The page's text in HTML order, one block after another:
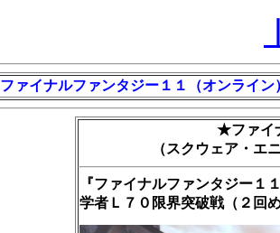
ファイナルファンタジー１１（オンライン
★ファイ
（スクウェア・エ
『ファイナルファンタジー１
学者Ｌ７０限界突破戦（２回